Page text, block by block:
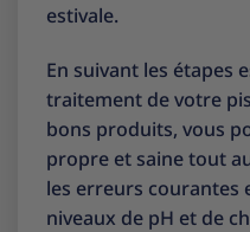
estivale.
En suivant les étapes
traitement de votre
bons produits, vous
propre et saine tout
les erreurs courantes
niveaux de pH et de